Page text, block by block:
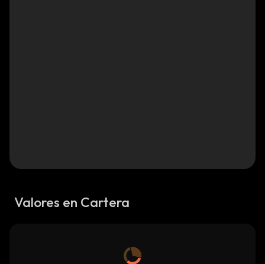
Valores en Cartera